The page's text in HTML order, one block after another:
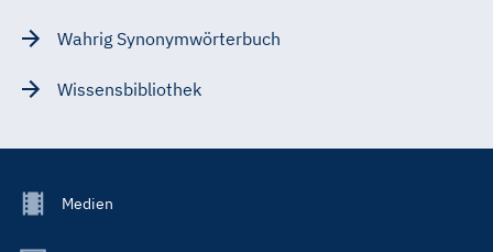
Wahrig Synonymwörterbuch
Wissensbibliothek
FooterMedien